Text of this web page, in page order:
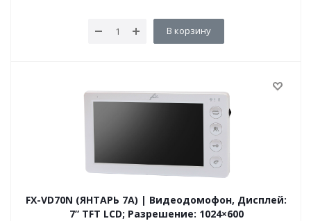
В корзину
FX-VD70N (ЯНТАРЬ 7A) | Видеодомофон, Дисплей:
7” TFT LCD; Разрешение: 1024×600